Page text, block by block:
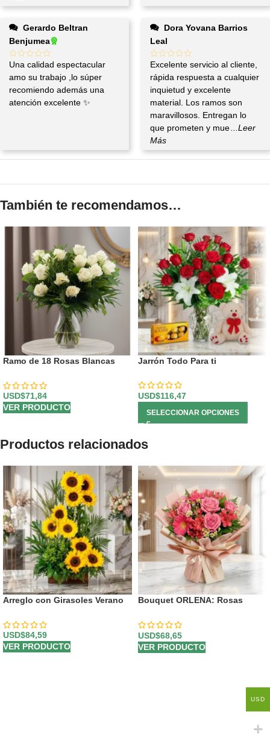
Benjumea
Una calidad espectacular
amo su trabajo ,lo súper
recomiendo además una
atención excelente ✨
Leal
Excelente servicio al cliente,
rápida respuesta a cualquier
inquietud y excelente
material. Los ramos son
maravillosos. Entregan lo
que prometen y mue
...Leer
Más
También te recomendamos…
Ramo de 18 Rosas Blancas
USD$71,84
VER PRODUCTO
Jarrón Todo Para ti
USD$116,47
SELECCIONAR OPCIONES
Productos relacionados
Arreglo con Girasoles Verano
USD$84,59
VER PRODUCTO
Bouquet ORLENA: Rosas
Diseño Primaveral 🌸
USD$68,65
VER PRODUCTO
USD